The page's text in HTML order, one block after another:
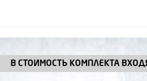
В СТОИМОСТЬ КОМПЛЕКТА